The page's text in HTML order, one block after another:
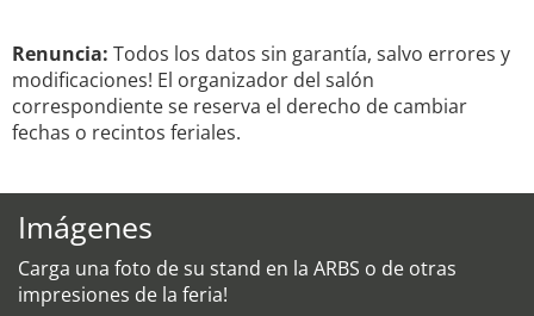
Renuncia: Todos los datos sin garantía, salvo errores y
modificaciones! El organizador del salón
correspondiente se reserva el derecho de cambiar
fechas o recintos feriales.
Imágenes
Carga una foto de su stand en la ARBS o de otras
impresiones de la feria!